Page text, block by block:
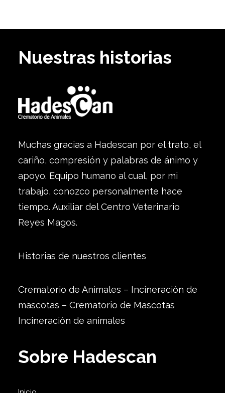
Nuestras historias
Muchas gracias a Hadescan por el trato, el
cariño, compresión y palabras de ánimo y
apoyo. Equipo humano al cual, por mi
trabajo, conozco personalmente hace
tiempo. Auxiliar del Centro Veterinario
Reyes Magos.
Historias de nuestros clientes
Crematorio de Animales – Incineración de
mascotas – Crematorio de Mascotas
Incineración de animales
Sobre Hadescan